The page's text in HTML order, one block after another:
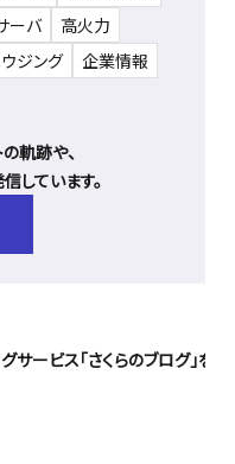
ーバ
高火力
ジング 企業情報
軌跡や、
しています。
サービス「さくらのブログ」を